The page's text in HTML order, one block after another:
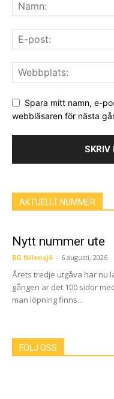
Spara mitt namn, e-
webbläsaren för nästa
AKTUELLT NUMMER
Nytt nummer ute
BG Nilensjö - 6 augusti, 2026
Årets tredje utgåva har nu
gången är det 100 sidor
man löpning finns...
FÖLJ OSS